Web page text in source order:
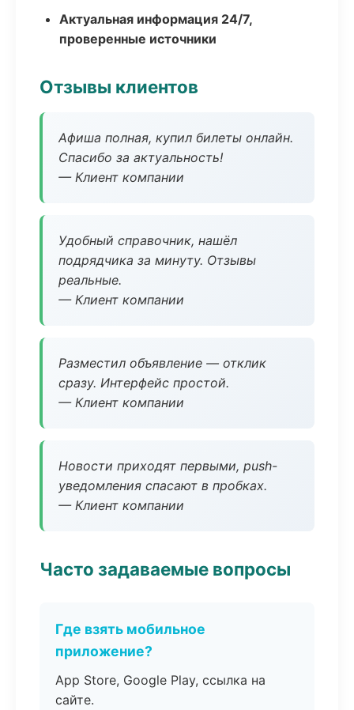
Актуальная информация 24/7,
проверенные источники
Отзывы клиентов
Афиша полная, купил билеты онлайн.
Спасибо за актуальность!
— Клиент компании
Удобный справочник, нашёл
подрядчика за минуту. Отзывы
реальные.
— Клиент компании
Разместил объявление — отклик
сразу. Интерфейс простой.
— Клиент компании
Новости приходят первыми, push-
уведомления спасают в пробках.
— Клиент компании
Часто задаваемые вопросы
Где взять мобильное
приложение?
App Store, Google Play, ссылка на
сайте.